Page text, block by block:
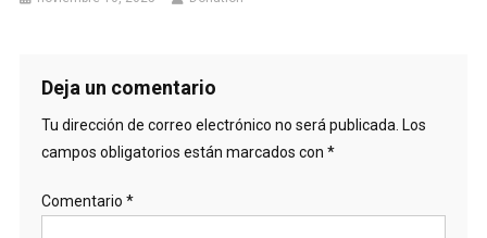
Deja un comentario
Tu dirección de correo electrónico no será publicada. Los
campos obligatorios están marcados con *
Comentario *